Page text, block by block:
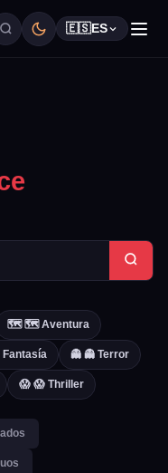
🇪🇸 ES
🗺️ 🗺️ Aventura
Fantasía 👻 👻 Terror
😱 😱 Thriller